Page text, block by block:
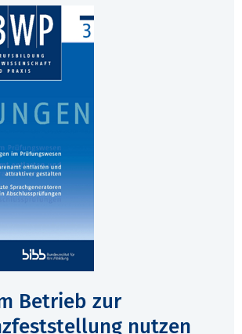
Betrieb zur
nutzen